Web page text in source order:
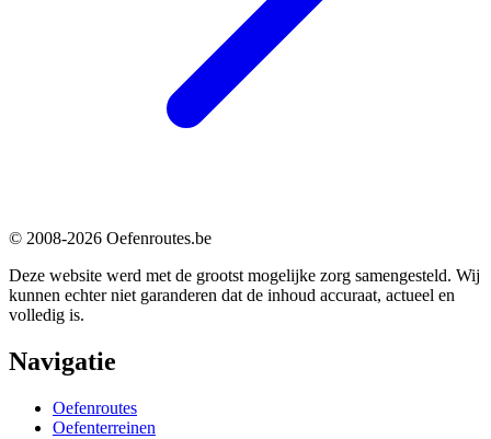
© 2008-2026 Oefenroutes.be
Deze website werd met de grootst mogelijke zorg samengesteld. Wij
kunnen echter niet garanderen dat de inhoud accuraat, actueel en
volledig is.
Navigatie
Oefenroutes
Oefenterreinen